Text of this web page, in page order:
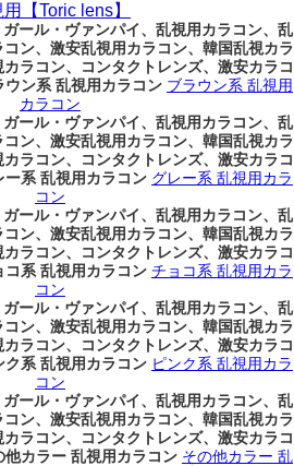
【Toric lens】
ール・ヴァンパイ、乱視用カラコン、乱
ン、激安乱視用カラコン、韓国乱視カラ
ラコン、コンタクトレンズ、激安カラコ
ン系 乱視用カラコン ブラウン系 乱視用
カラコン
ール・ヴァンパイ、乱視用カラコン、乱
ン、激安乱視用カラコン、韓国乱視カラ
ラコン、コンタクトレンズ、激安カラコ
ー系 乱視用カラコン グレー系 乱視用カラ
コン
ール・ヴァンパイ、乱視用カラコン、乱
ン、激安乱視用カラコン、韓国乱視カラ
ラコン、コンタクトレンズ、激安カラコ
コ系 乱視用カラコン チョコ系 乱視用カラ
コン
ール・ヴァンパイ、乱視用カラコン、乱
ン、激安乱視用カラコン、韓国乱視カラ
ラコン、コンタクトレンズ、激安カラコ
ク系 乱視用カラコン ピンク系 乱視用カラ
コン
ール・ヴァンパイ、乱視用カラコン、乱
ン、激安乱視用カラコン、韓国乱視カラ
ラコン、コンタクトレンズ、激安カラコ
カラー 乱視用カラコン その他カラー 乱